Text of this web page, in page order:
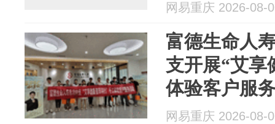
网易重庆 2026-08-
富德生命人
支开展“艾享
体验客户服
网易重庆 2026-08-